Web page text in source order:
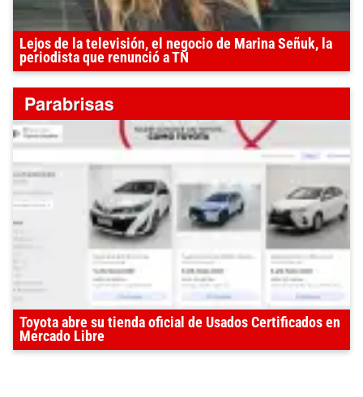
Lejos de la televisión, el negocio de Marina Señuk, la
periodista que renunció a TN
Toyota abre su tienda oficial de Usados Certificados en
Mercado Libre